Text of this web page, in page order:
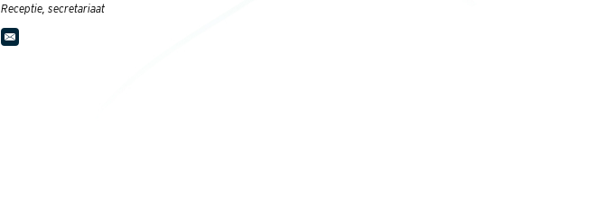
Receptie, secretariaat